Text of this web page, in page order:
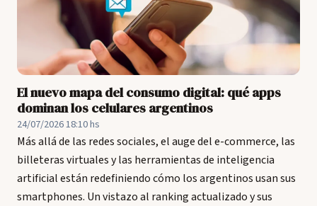
El nuevo mapa del consumo digital: qué apps
dominan los celulares argentinos
24/07/2026 18:10 hs
Más allá de las redes sociales, el auge del e-commerce, las
billeteras virtuales y las herramientas de inteligencia
artificial están redefiniendo cómo los argentinos usan sus
smartphones. Un vistazo al ranking actualizado y sus